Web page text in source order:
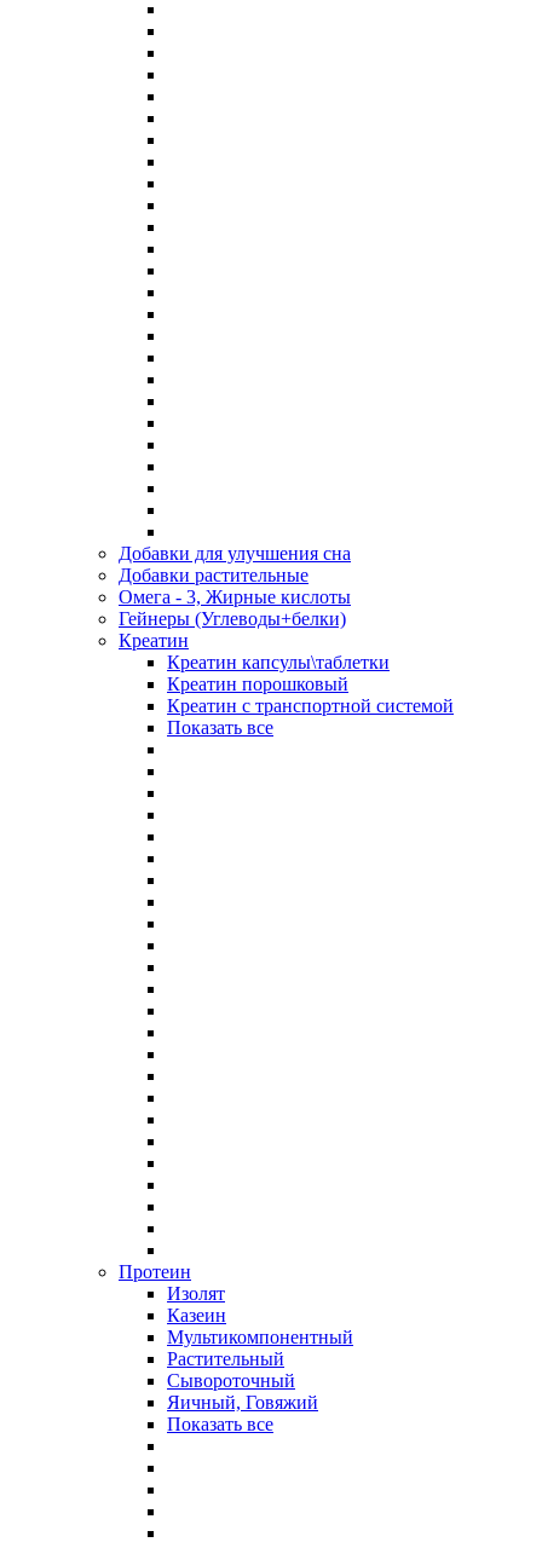
Добавки для улучшения сна
Добавки растительные
Омега - 3, Жирные кислоты
Гейнеры (Углеводы+белки)
Креатин
Креатин капсулы\таблетки
Креатин порошковый
Креатин с транспортной системой
Показать все
Протеин
Изолят
Казеин
Мультикомпонентный
Растительный
Сывороточный
Яичный, Говяжий
Показать все